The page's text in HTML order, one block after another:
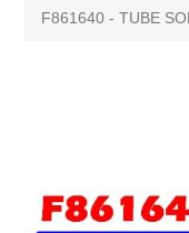
F861640 - TUBE